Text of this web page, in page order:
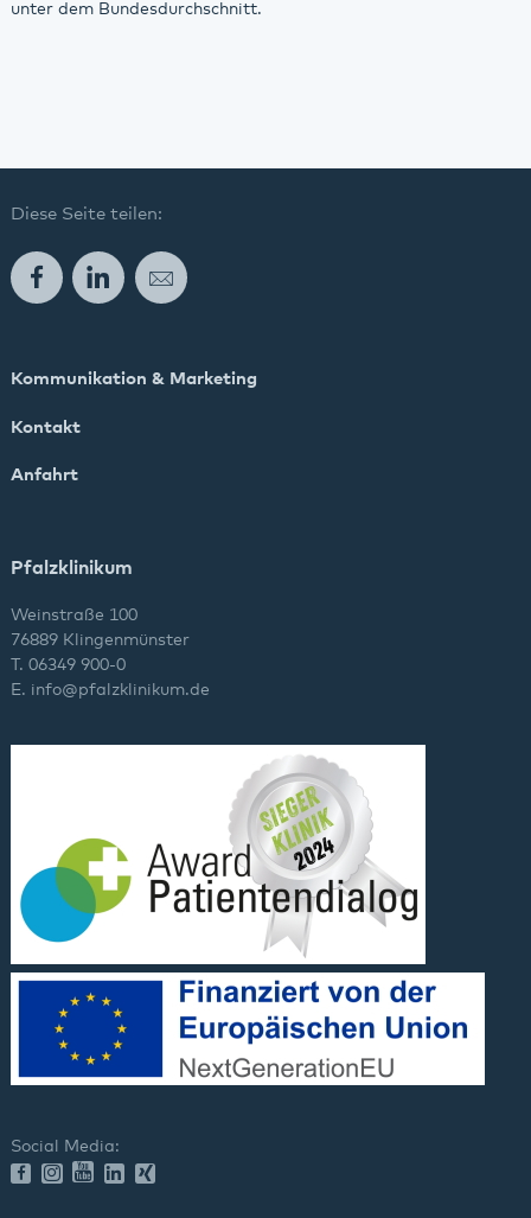
unter dem Bundesdurchschnitt.
Diese Seite teilen:
FacebookLinkedInE-Mail
Kommunikation & Marketing
Kontakt
Anfahrt
Pfalzklinikum
Weinstraße 100
76889 Klingenmünster
T. 06349 900-0
E. info@pfalzklinikum.de
Social Media: